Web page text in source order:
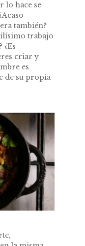
lo hace se
también?
trabajo
¿Es
criar y
es
de su propia